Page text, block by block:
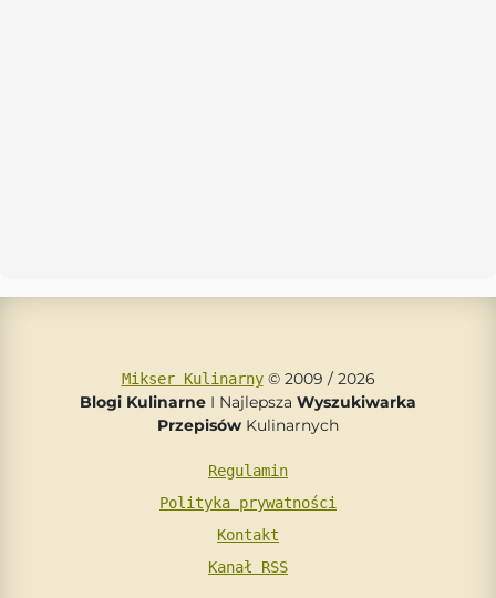
Mikser Kulinarny© 2009 / 2026
Blogi Kulinarne I Najlepsza Wyszukiwarka
Przepisów Kulinarnych
Regulamin
Polityka prywatności
Kontakt
Kanał RSS